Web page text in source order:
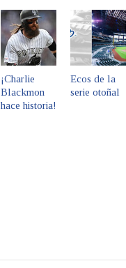
¡Charlie
Blackmon
hace historia!
Ecos de la
serie otoñal